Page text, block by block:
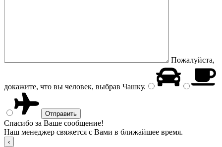
Пожалуйста,
докажите, что вы человек, выбрав Чашку.
Спасибо за Ваше сообщение!
Наш менеджер свяжется с Вами в ближайшее время.